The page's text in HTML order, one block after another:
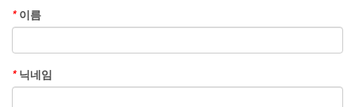
*이름
*닉네임